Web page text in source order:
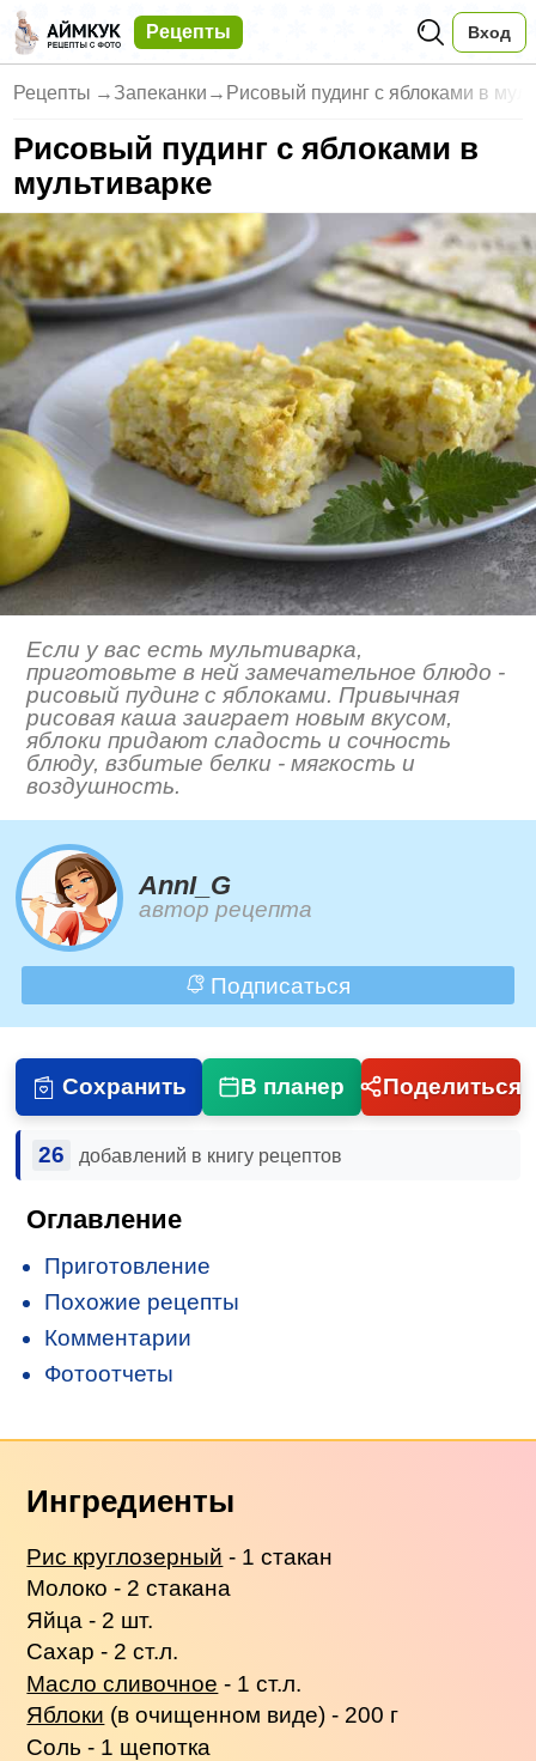
Рецепты Вход
Рецепты → Запеканки → Рисовый пудинг с яблоками в
Рисовый пудинг с яблоками в
мультиварке
Если у вас есть мультиварка,
приготовьте в ней замечательное блюдо -
рисовый пудинг с яблоками. Привычная
рисовая каша заиграет новым вкусом,
яблоки придают сладость и сочность
блюду, взбитые белки - мягкость и
воздушность.
AnnI_G
автор рецепта
Подписаться
Сохранить В планер Поделиться
26 добавлений в книгу рецептов
Оглавление
Приготовление
Похожие рецепты
Комментарии
Фотоотчеты
Ингредиенты
Рис круглозерный - 1 стакан
Молоко - 2 стакана
Яйца - 2 шт.
Сахар - 2 ст.л.
Масло сливочное - 1 ст.л.
Яблоки (в очищенном виде) - 200 г
Соль - 1 щепотка